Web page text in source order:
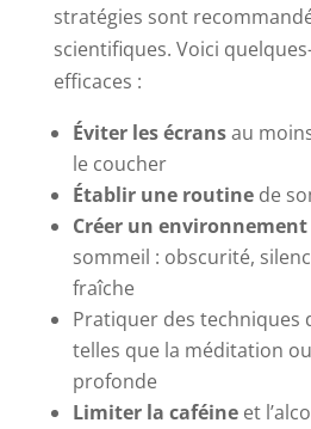
stratégies sont
scientifiques. Voici
efficaces :
Éviter les écransau
le coucher
Établir une routinede
Créer un
sommeil : obscurité,
fraîche
Pratiquer des techniques
telles que la méditation
profonde
Limiter la caféineet